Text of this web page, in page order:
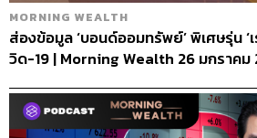
MORNING WEALTH
ส่องข้อมูล ‘บอนด์ออมทรัพย์’ พิเศษรุ่น ‘เ
วิด-19 | Morning Wealth 26 มกราคม